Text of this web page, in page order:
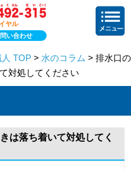
ヤル
い合わせ
TOP > 水のコラム > 排水口の
対処してください
は落ち着いて対処してく